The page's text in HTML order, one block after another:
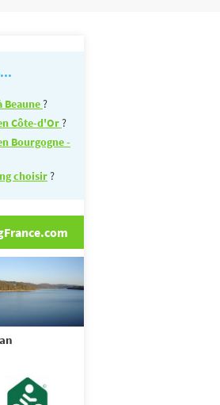
Beaune?
Côte-d'Or?
Bourgogne -
choisir?